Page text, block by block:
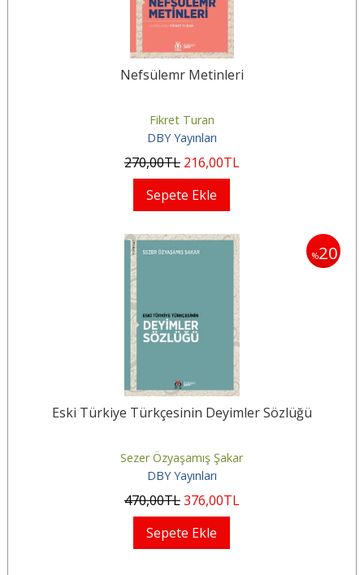
Nefsülemr Metinleri
Fikret Turan
DBY Yayınları
270,00TL 216,00TL
Sepete Ekle
%20
Eski Türkiye Türkçesinin Deyimler Sözlüğü
Sezer Özyaşamış Şakar
DBY Yayınları
470,00TL376,00TL
Sepete Ekle